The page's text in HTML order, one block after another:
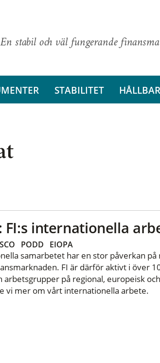
En stabil och väl fungerande
STABILITET
FI:s internationella
PODD EIOPA
samarbetet har en stor påverkan
FI är därför aktivt i över
på regional, europeisk
vi mer om vårt internationella arbete.